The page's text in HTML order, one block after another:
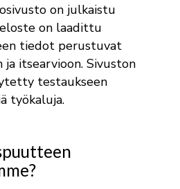
on julkaistu
on laadittu
tiedot perustuvat
itsearvioon. Sivuston
testaukseen
työkaluja.